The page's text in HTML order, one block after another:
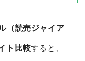
（読売ジャイア
ト比較すると、